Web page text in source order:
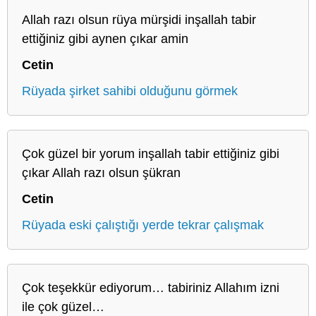
Allah razı olsun rüya mürşidi inşallah tabir
ettiğiniz gibi aynen çıkar amin
Cetin
Rüyada şirket sahibi olduğunu görmek
Çok güzel bir yorum inşallah tabir ettiğiniz gibi
çıkar Allah razı olsun şükran
Cetin
Rüyada eski çalıştığı yerde tekrar çalışmak
Çok teşekkür ediyorum… tabiriniz Allahım izni
ile çok güzel…